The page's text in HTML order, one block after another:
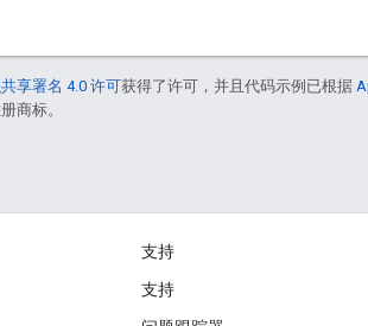
享署名 4.0 许可获得了许可，并且代码示例已根据
商标。
支持
支持